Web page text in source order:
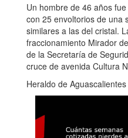
Un hombre de 46 años
con 25 envoltorios de una
similares a las del cristal.
fraccionamiento Mirador
de la Secretaría de
cruce de avenida Cultura
Heraldo de Aguascalientes